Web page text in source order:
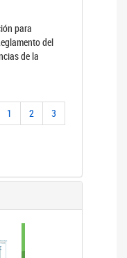
para
del
de la
1 2
3